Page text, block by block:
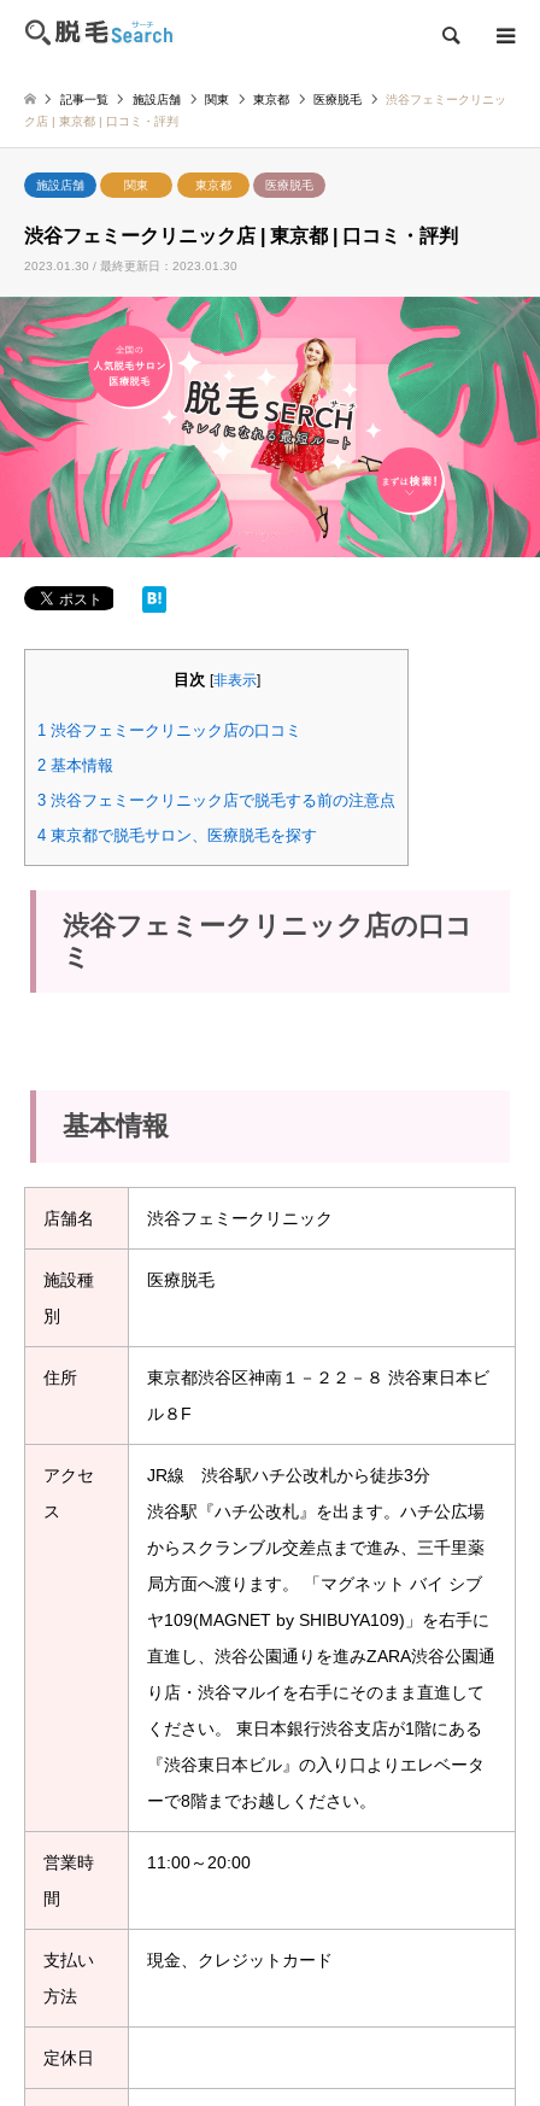
検索
記事一覧 施設店舗 関東 東京都 医療脱毛
渋谷フェミークリニッ
ク店 | 東京都 | 口コミ・評判
施設店舗 関東 東京都 医療脱毛
渋谷フェミークリニック店 | 東京都 | 口コミ・評判
2023.01.30 / 最終更新日：2023.01.30
目次 [非表示]
1 渋谷フェミークリニック店の口コミ
2 基本情報
3 渋谷フェミークリニック店で脱毛する前の注意点
4 東京都で脱毛サロン、医療脱毛を探す
渋谷フェミークリニック店の口コ
ミ
基本情報
店舗名 渋谷フェミークリニック
施設種
別
医療脱毛
住所
東京都渋谷区神南１－２２－８ 渋谷東日本ビ
ル８F
アクセ
ス
JR線 渋谷駅ハチ公改札から徒歩3分
渋谷駅『ハチ公改札』を出ます。ハチ公広場
からスクランブル交差点まで進み、三千里薬
局方面へ渡ります。 「マグネット バイ シブ
ヤ109(MAGNET by SHIBUYA109)」を右手に
直進し、渋谷公園通りを進みZARA渋谷公園通
り店・渋谷マルイを右手にそのまま直進して
ください。 東日本銀行渋谷支店が1階にある
『渋谷東日本ビル』の入り口よりエレベータ
ーで8階までお越しください。
営業時
間
11:00～20:00
支払い
方法
現金、クレジットカード
定休日